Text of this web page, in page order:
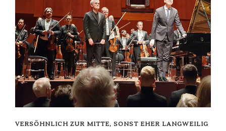
VERSÖHNLICH ZUR MITTE, SONST EHER LANGWEILIG